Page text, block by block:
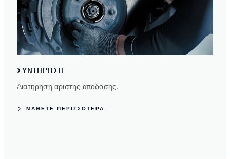
ΣΥΝΤΗΡΗΣΗ
Διατηρηση αριστης αποδοσης.
ΜΑΘΕΤΕ ΠΕΡΙΣΣΟΤΕΡΑ